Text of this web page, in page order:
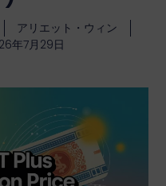
アリエット・ウィン
年7月29日